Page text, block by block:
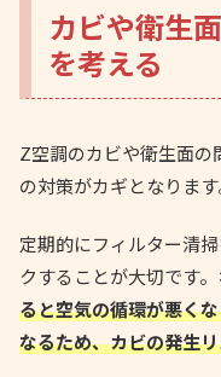
カビや衛生
を考える
Z空調のカビや衛生面の
の対策がカギとなります
定期的にフィルター清
クすることが大切です。
ると空気の循環が悪く
なるため、カビの発生